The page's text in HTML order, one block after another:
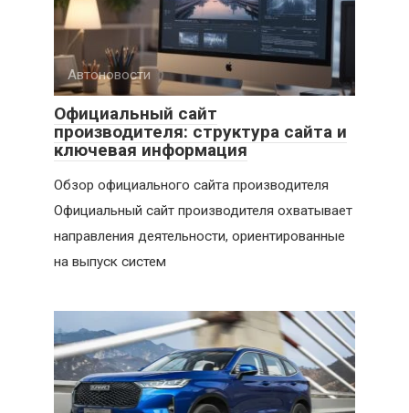
Автоновости
Официальный сайт
производителя: структура сайта и
ключевая информация
Обзор официального сайта производителя
Официальный сайт производителя охватывает
направления деятельности, ориентированные
на выпуск систем